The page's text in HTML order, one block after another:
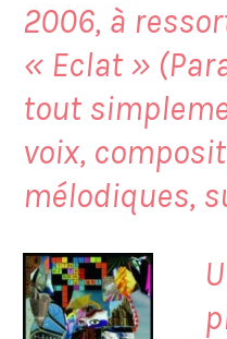
2006, à
« Eclat »
tout
voix,
mélodiques,